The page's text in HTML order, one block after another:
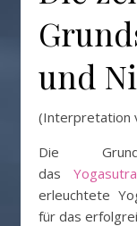
und
(Interpretation
Die
dasYogasutra
erleuchtete
für das